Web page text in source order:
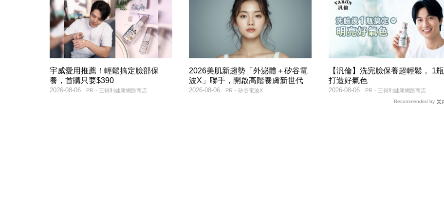
宇威愛用推薦！輕鬆搞定臉部保
養，首購只要$390
PR・三得利健康網路商店
2026-08-06
2026美肌新趨勢「外泌體＋矽谷電
波X」聯手，開啟高階養膚新世代
PR・矽谷電波X
2026-08-06
【汎倫】洗完臉保養超輕鬆， 1瓶
打造好氣色
PR・三得利健康網路商店
2026-08-06
Recommended by